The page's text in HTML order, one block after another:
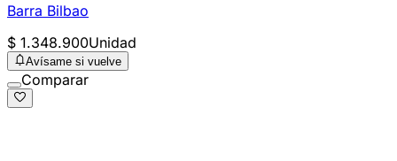
Barra Bilbao
$ 1.348.900Unidad
Avísame si vuelve
Comparar